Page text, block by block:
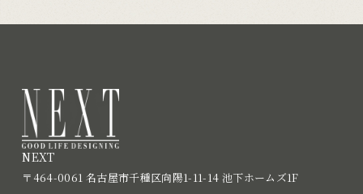
NEXT
〒464-0061 名古屋市千種区向陽1-11-14 池下ホームズ1F